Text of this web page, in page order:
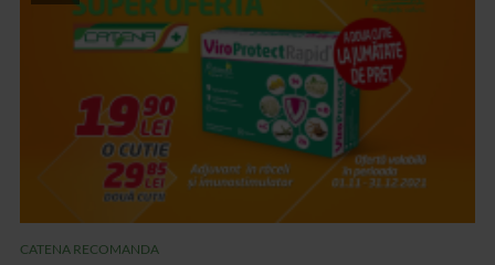
CATENA RECOMANDA